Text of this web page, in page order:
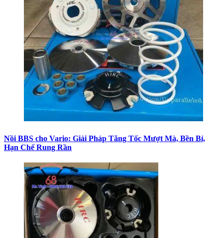
Nồi BBS cho Vario: Giải Pháp Tăng Tốc Mượt Mà, Bền Bỉ,
Hạn Chế Rung Rần